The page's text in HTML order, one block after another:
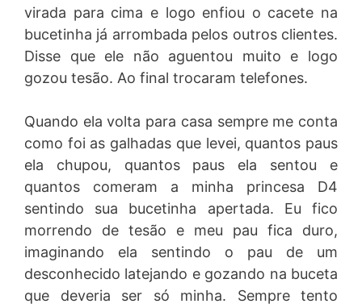
virada para cima e logo enfiou o cacete na
bucetinha já arrombada pelos outros clientes.
Disse que ele não aguentou muito e logo
gozou tesão. Ao final trocaram telefones.
Quando ela volta para casa sempre me conta
como foi as galhadas que levei, quantos paus
ela chupou, quantos paus ela sentou e
quantos comeram a minha princesa D4
sentindo sua bucetinha apertada. Eu fico
morrendo de tesão e meu pau fica duro,
imaginando ela sentindo o pau de um
desconhecido latejando e gozando na buceta
que deveria ser só minha. Sempre tento